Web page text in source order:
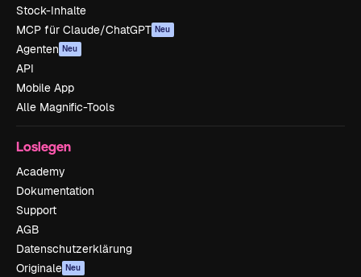
Stock-Inhalte
MCP für Claude/ChatGPT Neu
Agenten Neu
API
Mobile App
Alle Magnific-Tools
Loslegen
Academy
Dokumentation
Support
AGB
Datenschutzerklärung
Originale Neu